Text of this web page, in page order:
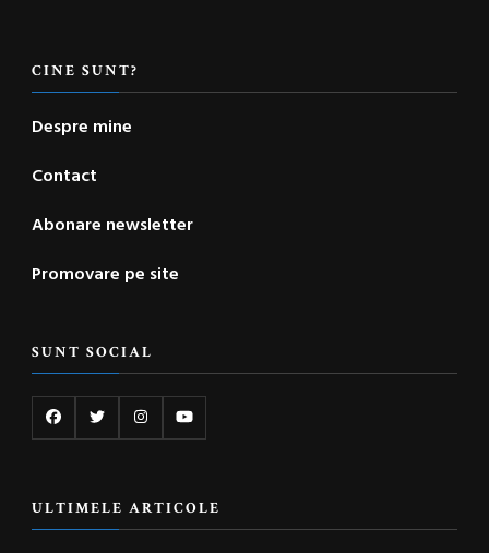
CINE SUNT?
Despre mine
Contact
Abonare newsletter
Promovare pe site
SUNT SOCIAL
ULTIMELE ARTICOLE